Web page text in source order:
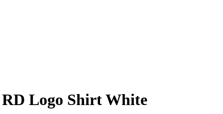
RD Logo Shirt White